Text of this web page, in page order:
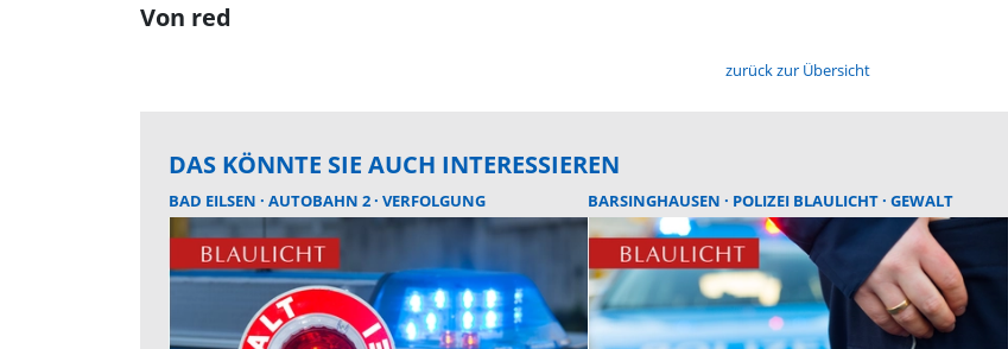
Von red
zurück zur Übersicht
DAS KÖNNTE SIE AUCH INTERESSIEREN
BAD EILSEN AUTOBAHN 2 VERFOLGUNG BARSINGHAUSEN POLIZEI BLAULICHT GEWALT